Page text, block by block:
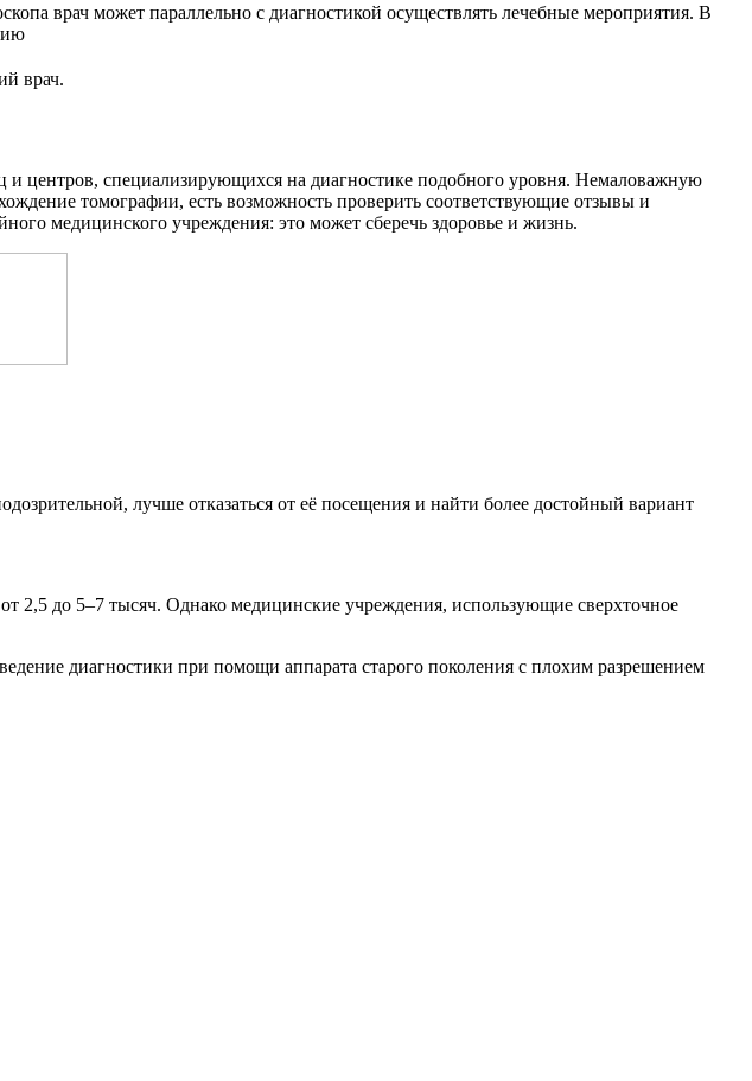
врач может параллельно с диагностикой осуществлять лечебные мероприятия. В
врач.
центров, специализирующихся на диагностике подобного уровня. Немаловажную
томографии, есть возможность проверить соответствующие отзывы и
медицинского учреждения: это может сберечь здоровье и жизнь.
лучше отказаться от её посещения и найти более достойный вариант
2,5 до 5–7 тысяч. Однако медицинские учреждения, использующие сверхточное
диагностики при помощи аппарата старого поколения с плохим разрешением